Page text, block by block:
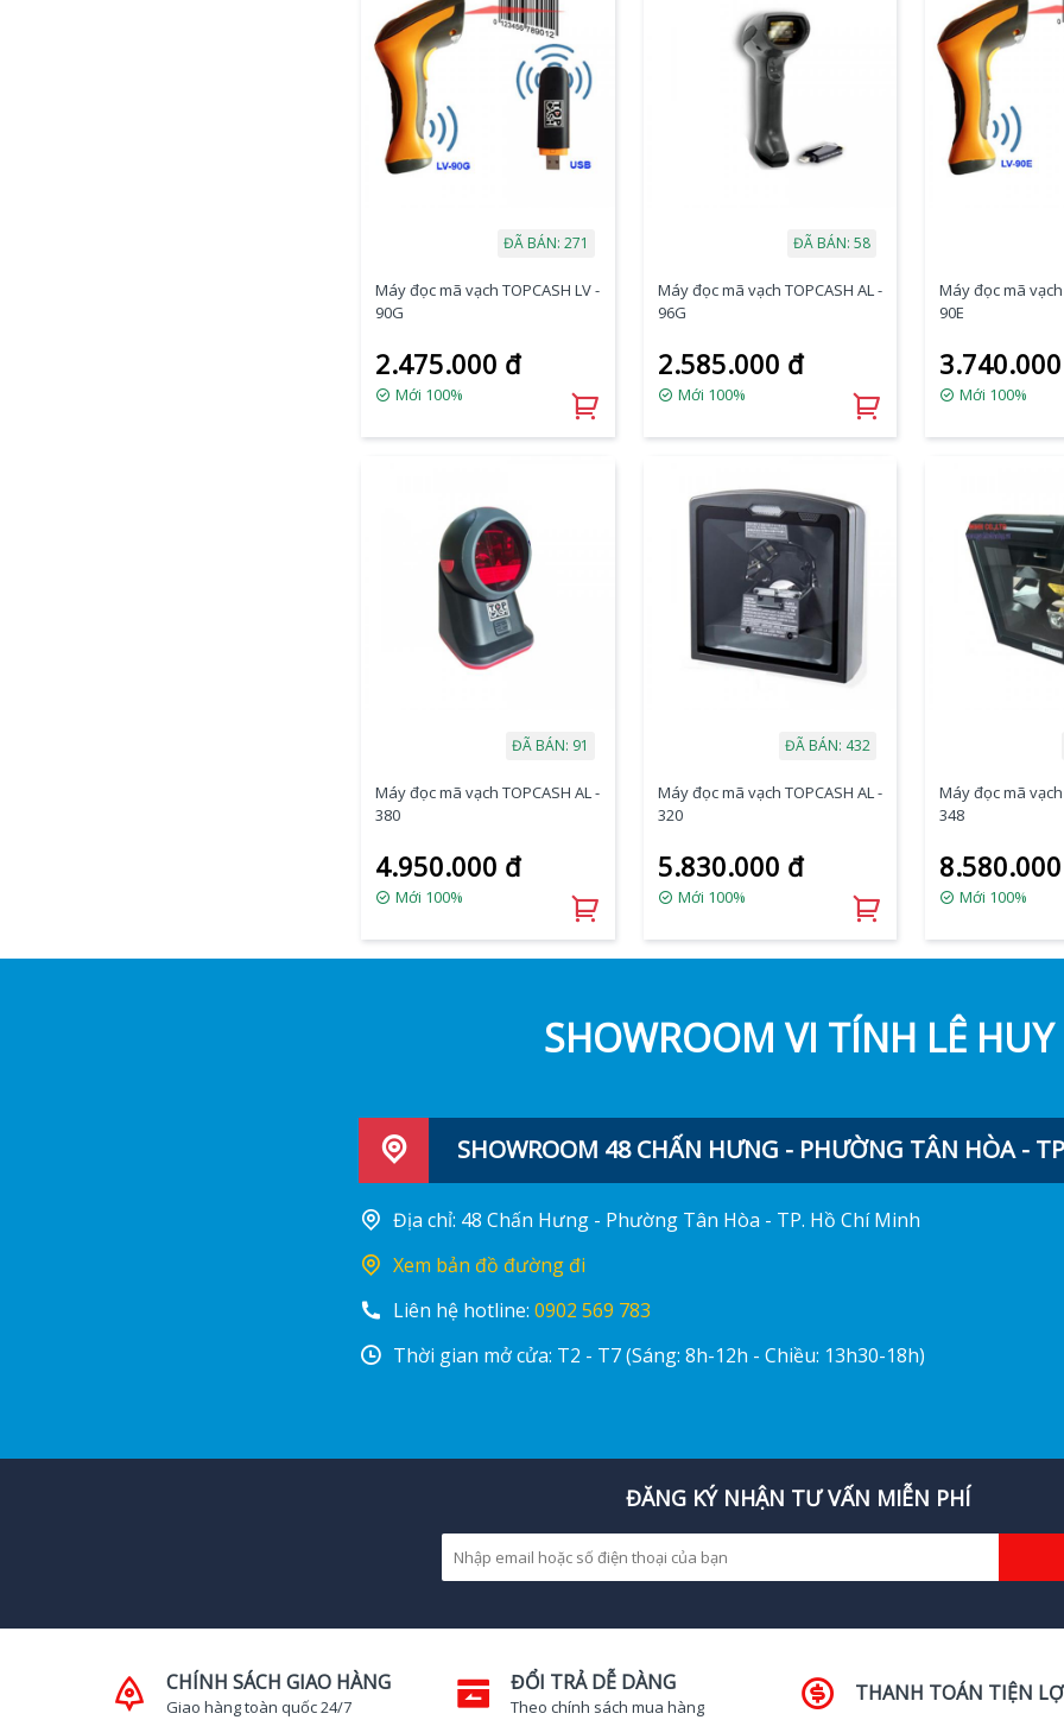
ĐÃ BÁN: 271
Máy đọc mã vạch TOPCASH LV -
90G
2.475.000 đ
Mới 100%
ĐÃ BÁN: 58
Máy đọc mã vạch TOPCASH AL -
96G
2.585.000 đ
Mới 100%
Máy đọc mã vạch
90E
Mới 100%
ĐÃ BÁN: 91
Máy đọc mã vạch TOPCASH AL -
380
4.950.000 đ
Mới 100%
ĐÃ BÁN: 432
Máy đọc mã vạch TOPCASH AL -
320
5.830.000 đ
Mới 100%
Máy đọc mã vạch
348
Mới 100%
SHOWROOM VI TÍNH LÊ HUY
SHOWROOM 48 CHẤN HƯNG - PHƯỜNG TÂN HÒA -
Địa chỉ: 48 Chấn Hưng - Phường Tân Hòa - TP. Hồ Chí Minh
Xem bản đồ đường đi
Liên hệ hotline: 0902 569 783
Thời gian mở cửa: T2 - T7 (Sáng: 8h-12h - Chiều: 13h30-18h)
ĐĂNG KÝ NHẬN TƯ VẤN MIỄN PHÍ
CHÍNH SÁCH GIAO HÀNG
Giao hàng toàn quốc 24/7
ĐỔI TRẢ DỄ DÀNG
Theo chính sách mua hàng
THANH TOÁN TIỆN